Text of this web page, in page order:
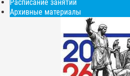
Расписание занятий
Архивные материалы